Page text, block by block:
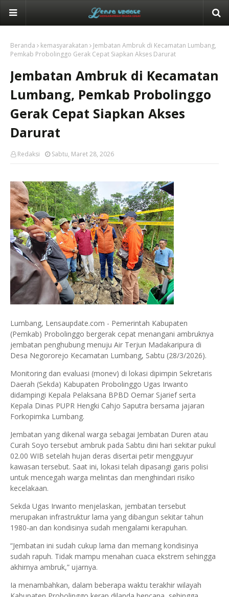
Beranda kemasyarakatan
Jembatan Ambruk di Kecamatan Lumbang,
Pemkab Probolinggo Gerak Cepat Siapkan Akses Darurat
Jembatan Ambruk di Kecamatan
Lumbang, Pemkab Probolinggo
Gerak Cepat Siapkan Akses
Darurat
Redaksi Sabtu, Maret 28, 2026
Lumbang, Lensaupdate.com - Pemerintah Kabupaten
(Pemkab) Probolinggo bergerak cepat menangani ambruknya
jembatan penghubung menuju Air Terjun Madakaripura di
Desa Negororejo Kecamatan Lumbang, Sabtu (28/3/2026).
Monitoring dan evaluasi (monev) di lokasi dipimpin Sekretaris
Daerah (Sekda) Kabupaten Probolinggo Ugas Irwanto
didampingi Kepala Pelaksana BPBD Oemar Sjarief serta
Kepala Dinas PUPR Hengki Cahjo Saputra bersama jajaran
Forkopimka Lumbang.
Jembatan yang dikenal warga sebagai Jembatan Duren atau
Curah Soyo tersebut ambruk pada Sabtu dini hari sekitar pukul
02.00 WIB setelah hujan deras disertai petir mengguyur
kawasan tersebut. Saat ini, lokasi telah dipasangi garis polisi
untuk mencegah warga melintas dan menghindari risiko
kecelakaan.
Sekda Ugas Irwanto menjelaskan, jembatan tersebut
merupakan infrastruktur lama yang dibangun sekitar tahun
1980-an dan kondisinya sudah mengalami kerapuhan.
“Jembatan ini sudah cukup lama dan memang kondisinya
sudah rapuh. Tidak mampu menahan cuaca ekstrem sehingga
akhirnya ambruk,” ujarnya.
Ia menambahkan, dalam beberapa waktu terakhir wilayah